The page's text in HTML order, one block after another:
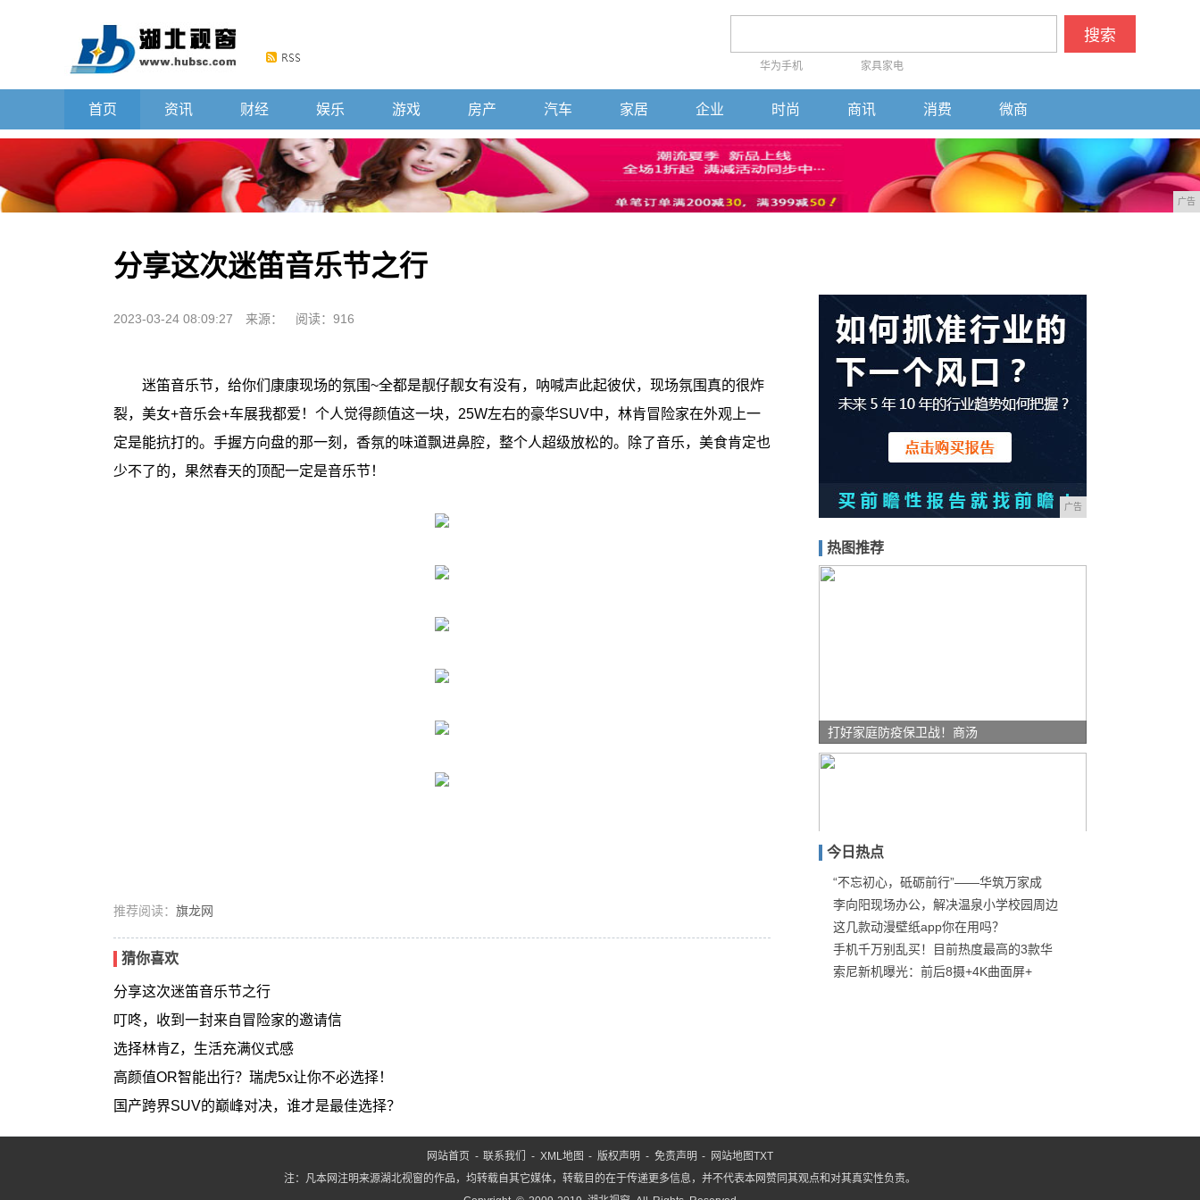
搜索
华为手机 家具家电
首页 资讯 财经 娱乐 游戏 房产 汽车 家居 企业 时尚 商讯 消费 微商
广告
分享这次迷笛音乐节之行
2023-03-24 08:09:27 来源： 阅读：916
迷笛音乐节，给你们康康现场的氛围~全都是靓仔靓女有没有，呐喊声此起彼伏，现场氛围真的很炸
裂，美女+音乐会+车展我都爱！个人觉得颜值这一块，25W左右的豪华SUV中，林肯冒险家在外观上一
定是能抗打的。手握方向盘的那一刻，香氛的味道飘进鼻腔，整个人超级放松的。除了音乐，美食肯定也
少不了的，果然春天的顶配一定是音乐节！
推荐阅读： 旗龙网
猜你喜欢
分享这次迷笛音乐节之行
叮咚，收到一封来自冒险家的邀请信
选择林肯Z，生活充满仪式感
高颜值OR智能出行？瑞虎5x让你不必选择！
国产跨界SUV的巅峰对决，谁才是最佳选择？
广告
热图推荐
打好家庭防疫保卫战！商汤
翻身之作？DS旗舰轿车“
今日热点
“不忘初心，砥砺前行”——华筑万家成
李向阳现场办公，解决温泉小学校园周边
这几款动漫壁纸app你在用吗？
手机千万别乱买！目前热度最高的3款华
索尼新机曝光：前后8摄+4K曲面屏+
网站首页 -联系我们 - XML地图 -版权声明 - 免责声明 - 网站地图TXT
注：凡本网注明来源湖北视窗的作品，均转载自其它媒体，转载目的在于传递更多信息，并不代表本网赞同其观点和对其真实性负责。